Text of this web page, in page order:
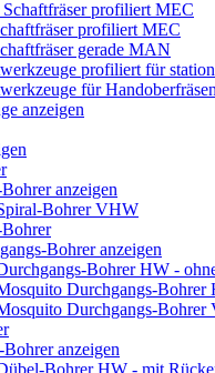
profiliert MEC
profiliert MEC
gerade MAN
profiliert für
für Handoberfräsen
anzeigen
anzeigen
Bohrer VHW
Bohrer anzeigen
Bohrer HW -
Durchgangs-Bohrer
Durchgangs-Bohrer
anzeigen
Bohrer HW - mit